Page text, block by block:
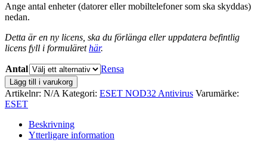
Ange antal enheter (datorer eller mobiltelefoner som ska skyddas)
nedan.
Detta är en ny licens, ska du förlänga eller uppdatera befintlig
licens fyll i formulärethär.
Antal
Rensa
ESET
NOD32
Antivirus
Lägg till i varukorg
Artikelnr: N/A Kategori: ESET NOD32 Antivirus Varumärke:
ESET
Beskrivning
Ytterligare information